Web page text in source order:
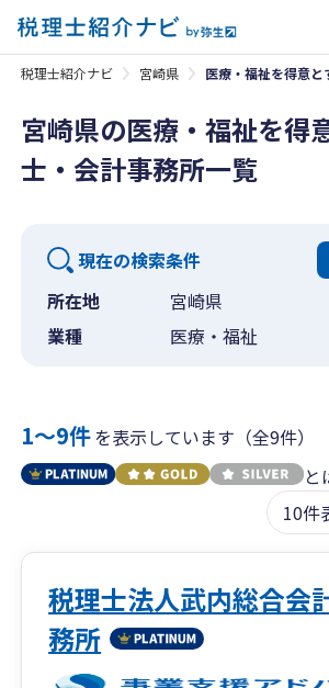
税理士紹介ナビ 宮崎県 医療・福祉を得意
宮崎県の医療・福祉を得
士・会計事務所一覧
現在の検索条件
所在地
宮崎県
業種
医療・福祉
1〜9件を表示しています（全9件）
と
税理士法人武内総合会
務所